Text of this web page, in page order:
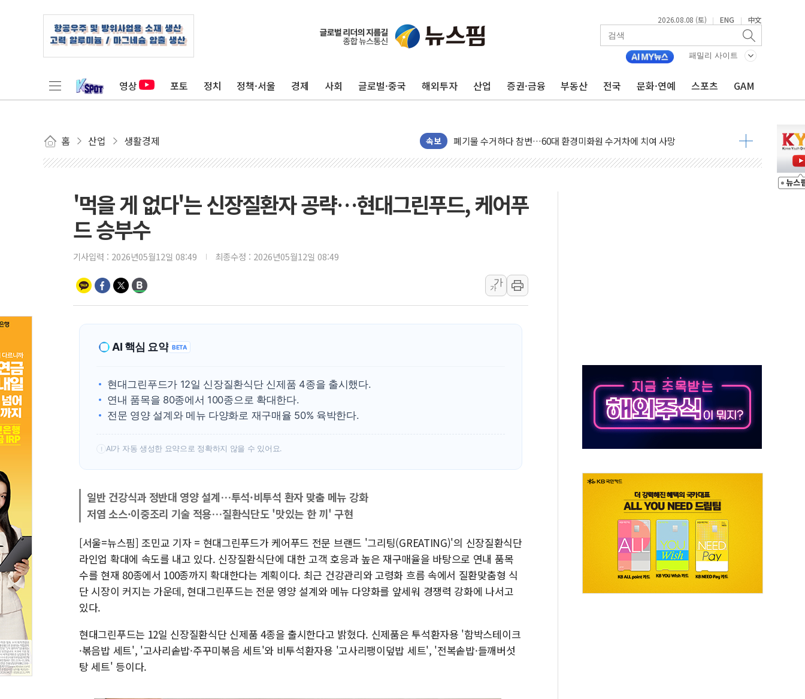
2026.08.08 (토) | ENG | 中文
패밀리 사이트
영상 포토 정치 정책·서울 경제 사회 글로벌·중국 해외투자 산업 증권·금융 부동산 전국 문화·연예 스포츠 GAM
홈 산업 생활경제 속보
美, 이란전 출구전략 만지작…공습 한계·탄약 부족 현실화
폐기물 수거하다 참변…60대 환경미화원 수거차에 치여 사망
서울 중랑구 주택가서 흉기 난동…60대 남성 2명 숨져
여수 오동도 인근 해상서 모터보트 전복…1명 사망·1명 실종
추미애, '위안부' 피해자 기림의 날 참석..."국제적 시민 연대로 목소리 내야"
李대통령, ISA 개편 재검토 지시…與 "적극 환영"·野 "졸속 국정"
동해중부 전 해상 풍랑주의보…10일까지 최대 3.5m 높은 물결
강원 중·남부 동해안 시간당 50mm 이상 폭우…호우경보 발효
청양 밭에서 일하던 90대 숨져…온열질환 여부 조사
폭염에 車 운전면허 기능시험 오전 집중 편성…체감온도 38도 넘으면 중단
'먹을 게 없다'는 신장질환자 공략…현대그린푸드, 케어푸
드 승부수
기사입력 : 2026년05월12일 08:49 최종수정 : 2026년05월12일 08:49
가
가
AI 핵심 요약 BETA
현대그린푸드가 12일 신장질환식단 신제품 4종을 출시했다.
연내 품목을 80종에서 100종으로 확대한다.
전문 영양 설계와 메뉴 다양화로 재구매율 50% 육박한다.
! AI가 자동 생성한 요약으로 정확하지 않을 수 있어요.
일반 건강식과 정반대 영양 설계…투석·비투석 환자 맞춤 메뉴 강화
저염 소스·이중조리 기술 적용…질환식단도 '맛있는 한 끼' 구현
[서울=뉴스핌] 조민교 기자 = 현대그린푸드가 케어푸드 전문 브랜드 '그리팅(GREATING)'의 신장질환식단
라인업 확대에 속도를 내고 있다. 신장질환식단에 대한 고객 호응과 높은 재구매율을 바탕으로 연내 품목
수를 현재 80종에서 100종까지 확대한다는 계획이다. 최근 건강관리와 고령화 흐름 속에서 질환맞춤형 식
단 시장이 커지는 가운데, 현대그린푸드는 전문 영양 설계와 메뉴 다양화를 앞세워 경쟁력 강화에 나서고
있다.
현대그린푸드는 12일 신장질환식단 신제품 4종을 출시한다고 밝혔다. 신제품은 투석환자용 '함박스테이크
·볶음밥 세트', '고사리솥밥·주꾸미볶음 세트'와 비투석환자용 '고사리팽이덮밥 세트', '전복솥밥·들깨버섯
탕 세트' 등이다.